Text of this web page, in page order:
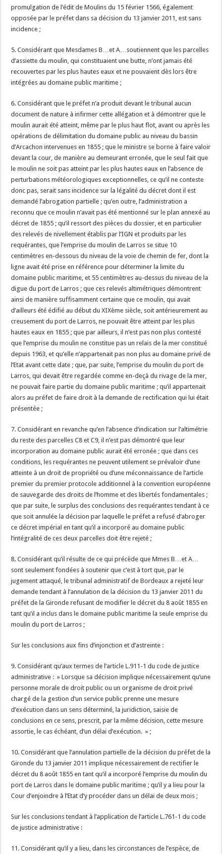
promulgation de l’édit de Moulins du 15 février 1566, également
opposée par le préfet dans sa décision du 13 janvier 2011, est sans
incidence ;
5. Considérant que Mesdames B…et A…soutiennent que les parcelles
d’assiette du moulin, qui constituaient une butte, n’ont jamais été
recouvertes par les plus hautes eaux et ne pouvaient dès lors être
intégrées au domaine public maritime ;
6. Considérant que le préfet n’a produit devant le tribunal aucun
document de nature à infirmer cette allégation et à démontrer que le
moulin aurait été atteint, même par le plus haut flot, avant ou après les
opérations de délimitation du domaine public au niveau du bassin
d’Arcachon intervenues en 1855 ; que le ministre se borne à faire valoir
devant la cour, de manière au demeurant erronée, que le seul fait que
le moulin ne soit pas atteint par les plus hautes eaux en l’absence de
perturbations météorologiques exceptionnelles, ce qu’il ne conteste
donc pas, serait sans incidence sur la légalité du décret dont il est
demandé l’abrogation partielle ; qu’en outre, l’administration a
reconnu que ce moulin n’avait pas été mentionné sur le plan annexé au
décret de 1855 ; qu’il ressort des pièces du dossier, et en particulier
des relevés de nivellement établis par l’IGN et produits par les
requérantes, que l’emprise du moulin de Larros se situe 10
centimètres en-dessous du niveau de la voie de chemin de fer, dont la
ligne avait été prise en référence pour déterminer la limite du
domaine public maritime, et 55 centimètres au-dessus du niveau de la
digue du port de Larros ; que ces relevés altimétriques démontrent
ainsi de manière suffisamment certaine que ce moulin, qui avait
d’ailleurs été édifié au début du XIXème siècle, soit antérieurement au
creusement du port de Larros, ne pouvait être atteint par les plus
hautes eaux en 1855 ; que par ailleurs, il n’est pas non plus contesté
que l’emprise du moulin ne constitue pas un relais de la mer constitué
depuis 1963, et qu’elle n’appartenait pas non plus au domaine privé de
l’Etat avant cette date ; que, par suite, l’emprise du moulin du port de
Larros, qui devait être regardée comme en-deçà du rivage de la mer,
ne pouvait faire partie du domaine public maritime ; qu’il appartenait
alors au préfet de faire droit à la demande de rectification qui lui était
présentée ;
7. Considérant en revanche qu’en l’absence d’indication sur l’altimétrie
du reste des parcelles C8 et C9, il n’est pas démontré que leur
incorporation au domaine public aurait été erronée ; que dans ces
conditions, les requérantes ne peuvent utilement se prévaloir d’une
atteinte à un droit de propriété ou d’une méconnaissance de l’article
premier du premier protocole additionnel à la convention européenne
de sauvegarde des droits de l’homme et des libertés fondamentales ;
que par suite, le surplus des conclusions des requérantes tendant à ce
que soit annulée la décision par laquelle le préfet a refusé d’abroger
ce décret impérial en tant qu’il a incorporé au domaine public
l’intégralité de ces deux parcelles doit être rejeté ;
8. Considérant qu’il résulte de ce qui précède que Mmes B…et A…
sont seulement fondées à soutenir que c’est à tort que, par le
jugement attaqué, le tribunal administratif de Bordeaux a rejeté leur
demande tendant à l’annulation de la décision du 13 janvier 2011 du
préfet de la Gironde refusant de modifier le décret du 8 août 1855 en
tant qu’il a inclus dans le domaine public maritime la seule emprise du
moulin du port de Larros ;
Sur les conclusions aux fins d’injonction et d’astreinte :
9. Considérant qu’aux termes de l’article L.911-1 du code de justice
administrative : » Lorsque sa décision implique nécessairement qu’une
personne morale de droit public ou un organisme de droit privé
chargé de la gestion d’un service public prenne une mesure
d’exécution dans un sens déterminé, la juridiction, saisie de
conclusions en ce sens, prescrit, par la même décision, cette mesure
assortie, le cas échéant, d’un délai d’exécution. » ;
10. Considérant que l’annulation partielle de la décision du préfet de la
Gironde du 13 janvier 2011 implique nécessairement de rectifier le
décret du 8 août 1855 en tant qu’il a incorporé l’emprise du moulin du
port de Larros dans le domaine public maritime ; qu’il y a lieu pour la
Cour d’enjoindre à l’Etat d’y procéder dans un délai de deux mois ;
Sur les conclusions tendant à l’application de l’article L.761-1 du code
de justice administrative :
11. Considérant qu’il y a lieu, dans les circonstances de l’espèce, de